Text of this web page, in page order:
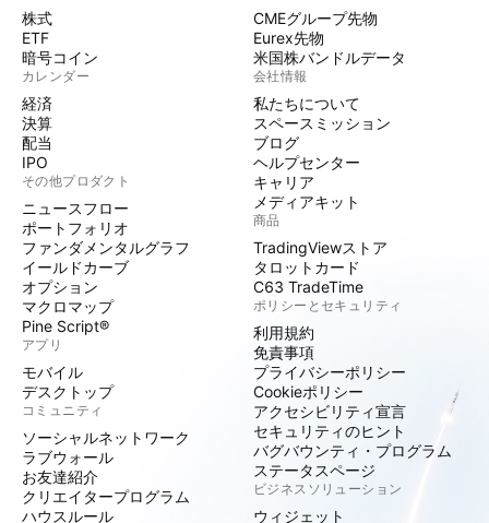
株式
ETF
暗号コイン
カレンダー
経済
決算
配当
IPO
その他プロダクト
ニュースフロー
ポートフォリオ
ファンダメンタルグラフ
イールドカーブ
オプション
マクロマップ
Pine Script®
アプリ
モバイル
デスクトップ
コミュニティ
ソーシャルネットワーク
ラブウォール
お友達紹介
クリエイタープログラム
ハウスルール
CMEグループ先物
Eurex先物
米国株バンドルデータ
会社情報
私たちについて
スペースミッション
ブログ
ヘルプセンター
キャリア
メディアキット
商品
TradingViewストア
タロットカード
C63 TradeTime
ポリシーとセキュリティ
利用規約
免責事項
プライバシーポリシー
Cookieポリシー
アクセシビリティ宣言
セキュリティのヒント
バグバウンティ・プログラム
ステータスページ
ビジネスソリューション
ウィジェット